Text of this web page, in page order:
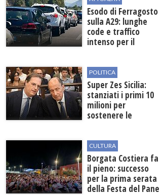
Esodo di Ferragosto
sulla A29: lunghe
code e traffico
intenso per il
POLITICA
Super Zes Sicilia:
stanziati i primi 10
milioni per
sostenere le
CULTURA
​Borgata Costiera fa
il pieno: successo
per la prima serata
della Festa del Pane